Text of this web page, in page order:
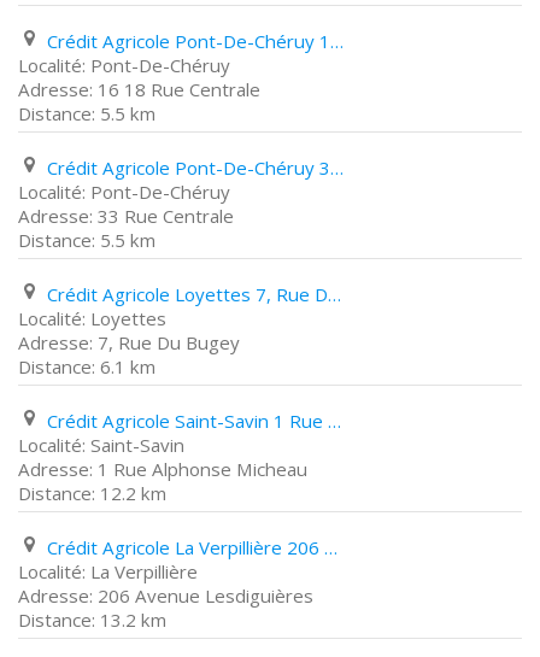
Crédit Agricole Pont-De-Chéruy 16 18 Rue Centrale
Pont-De-Chéruy
16 18 Rue Centrale
5.5 km
Crédit Agricole Pont-De-Chéruy 33 Rue Centrale
Pont-De-Chéruy
33 Rue Centrale
5.5 km
Crédit Agricole Loyettes 7, Rue Du Bugey
Loyettes
7, Rue Du Bugey
6.1 km
Crédit Agricole Saint-Savin 1 Rue Alphonse Micheau
Saint-Savin
1 Rue Alphonse Micheau
12.2 km
Crédit Agricole La Verpillière 206 Avenue Lesdiguières
La Verpillière
206 Avenue Lesdiguières
13.2 km